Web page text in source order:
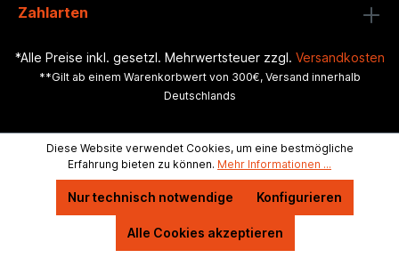
Zahlarten
*Alle Preise inkl. gesetzl. Mehrwertsteuer zzgl. Versandkosten
**Gilt ab einem Warenkorbwert von 300€, Versand innerhalb
Deutschlands
Diese Website verwendet Cookies, um eine bestmögliche
Erfahrung bieten zu können. Mehr Informationen ...
Nur technisch notwendige Konfigurieren
Alle Cookies akzeptieren